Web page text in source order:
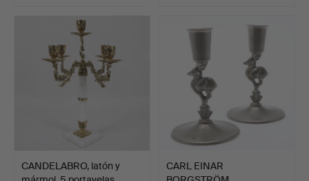
CANDELABRO, latón y
CARL EINAR